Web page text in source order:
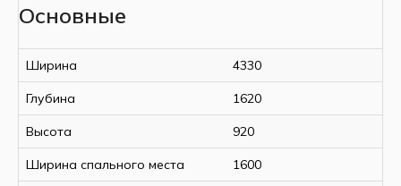
Основные
Ширина 4330
Глубина 1620
Высота 920
Ширина спального места 1600